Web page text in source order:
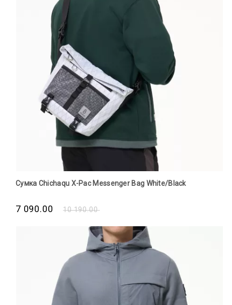
Сумка Chichaqu X-Pac Messenger Bag White/Black
10 190.00
7 090.00